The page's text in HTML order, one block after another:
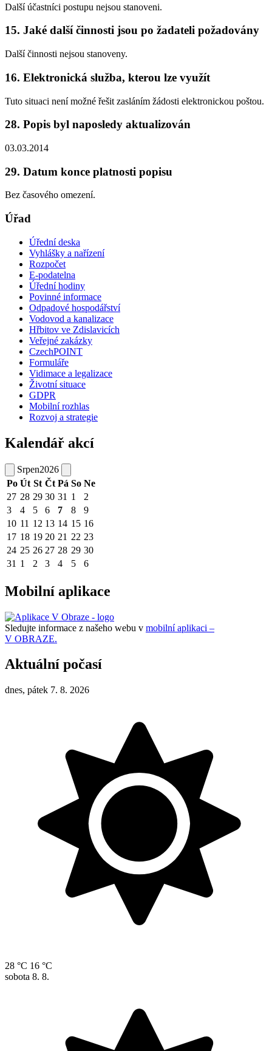
Další účastníci postupu nejsou stanoveni.
15. Jaké další činnosti jsou po žadateli požadovány
Další činnosti nejsou stanoveny.
16. Elektronická služba, kterou lze využít
Tuto situaci není možné řešit zasláním žádosti elektronickou poštou.
28. Popis byl naposledy aktualizován
03.03.2014
29. Datum konce platnosti popisu
Bez časového omezení.
Úřad
Úřední deska
Vyhlášky a nařízení
Rozpočet
E-podatelna
Úřední hodiny
Povinné informace
Odpadové hospodářství
Vodovod a kanalizace
Hřbitov ve Zdislavicích
Veřejné zakázky
CzechPOINT
Formuláře
Vidimace a legalizace
Životní situace
GDPR
Mobilní rozhlas
Rozvoj a strategie
Kalendář akcí
Srpen2026
Po Út St Čt Pá So Ne
27 28 29 30 31 1
2
3
4 5 6 7 8
9
10 11 12 13 14 15 16
17 18 19 20 21 22 23
24 25 26 27 28 29 30
31 1 2 3 4 5 6
Mobilní aplikace
Sledujte informace z našeho webu v mobilní aplikaci –
V OBRAZE.
Aktuální počasí
dnes, pátek 7. 8. 2026
28 °C 16 °C
sobota 8. 8.